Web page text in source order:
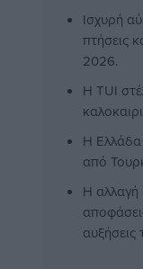
Ισχυρή
πτήσεις
2026.
Η TUI
Η Ελλάδα
από
Η αλλαγή
αυξήσεις